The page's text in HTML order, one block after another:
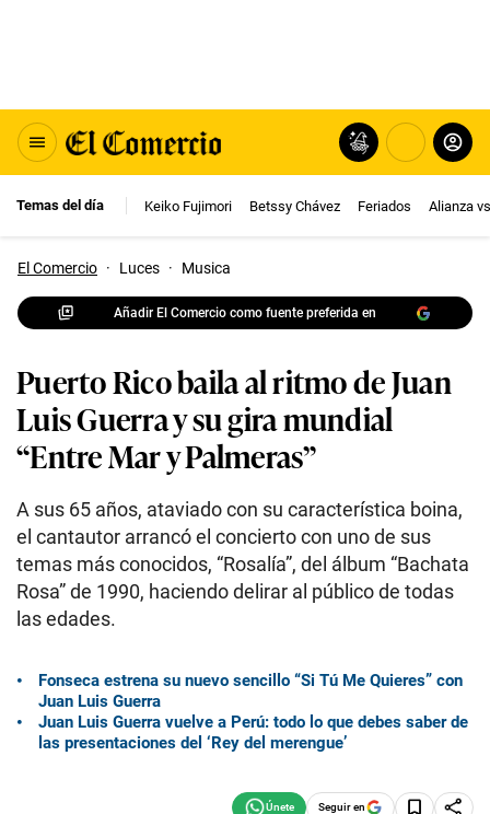
Temas del día Keiko Fujimori Betssy Chávez Feriados Alianza
El Comercio · Luces · Musica
Añadir El Comercio como fuente preferida en
Puerto Rico baila al ritmo de Juan
Luis Guerra y su gira mundial
“Entre Mar y Palmeras”
A sus 65 años, ataviado con su característica boina,
el cantautor arrancó el concierto con uno de sus
temas más conocidos, “Rosalía”, del álbum “Bachata
Rosa” de 1990, haciendo delirar al público de todas
las edades.
Fonseca estrena su nuevo sencillo “Si Tú Me Quieres” con
Juan Luis Guerra
Juan Luis Guerra vuelve a Perú: todo lo que debes saber de
las presentaciones del ‘Rey del merengue’
Seguir en